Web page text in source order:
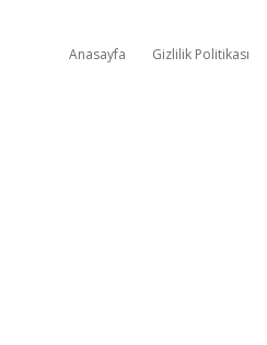
Anasayfa Gizlilik Politikası